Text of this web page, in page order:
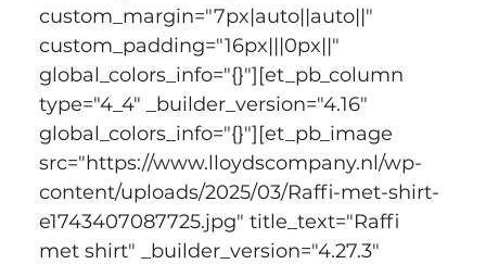
custom_margin="7px|auto||auto||"
custom_padding="16px|||0px||"
global_colors_info="{}"][et_pb_column
type="4_4" _builder_version="4.16"
global_colors_info="{}"][et_pb_image
src="https://www.lloydscompany.nl/wp-
content/uploads/2025/03/Raffi-met-shirt-
e1743407087725.jpg" title_text="Raffi
met shirt" _builder_version="4.27.3"